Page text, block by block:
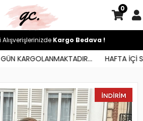
KARGOLANMAKTADIR... HAFTA İÇİ
0
Alışverişlerinizde Kargo Bedava !